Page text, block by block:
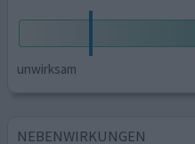
unwirksam
NEBENWIRKUNGEN